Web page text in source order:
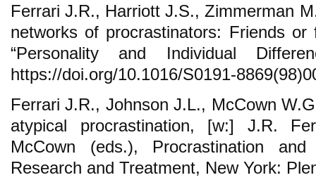
Ferrari J.R., Harriott J.S., Zimmerman
networks of procrastinators: Friends
“Personality and Individual
https://doi.org/10.1016/S0191-
Ferrari J.R., Johnson J.L., McCown
atypical procrastination, [w:] J.R.
McCown (eds.), Procrastination
Research and Treatment, New York: